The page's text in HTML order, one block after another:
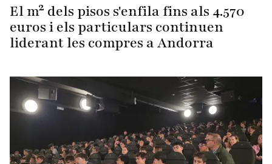
El m² dels pisos s'enfila fins als 4.570
euros i els particulars continuen
liderant les compres a Andorra